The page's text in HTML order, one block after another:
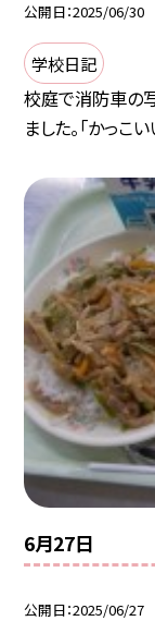
公開日 2025/06/30
学校日記
校庭で消防車の
ました。「かっこ
6月27日
公開日 2025/06/27